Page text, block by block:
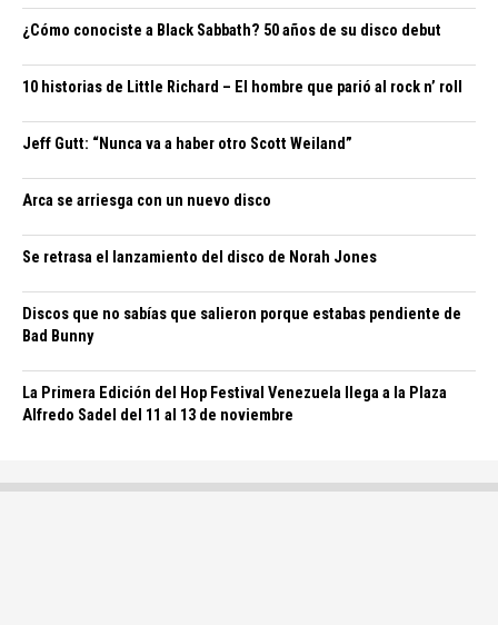
¿Cómo conociste a Black Sabbath? 50 años de su disco debut
10 historias de Little Richard – El hombre que parió al rock n’ roll
Jeff Gutt: “Nunca va a haber otro Scott Weiland”
Arca se arriesga con un nuevo disco
Se retrasa el lanzamiento del disco de Norah Jones
Discos que no sabías que salieron porque estabas pendiente de
Bad Bunny
La Primera Edición del Hop Festival Venezuela llega a la Plaza
Alfredo Sadel del 11 al 13 de noviembre